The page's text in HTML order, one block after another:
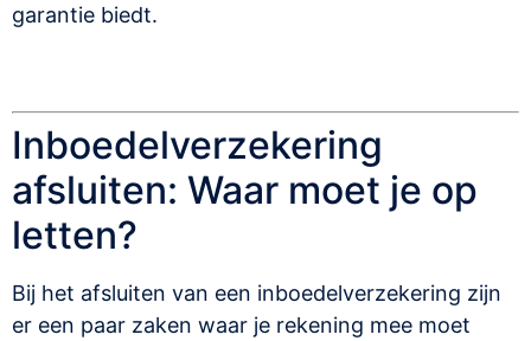
garantie biedt.
Inboedelverzekering
afsluiten: Waar moet je op
letten?
Bij het afsluiten van een inboedelverzekering zijn
er een paar zaken waar je rekening mee moet